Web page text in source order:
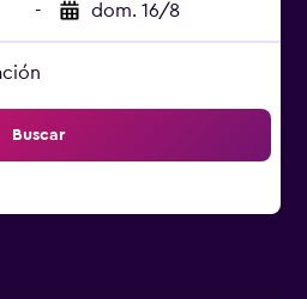
- dom. 16/8
Buscar